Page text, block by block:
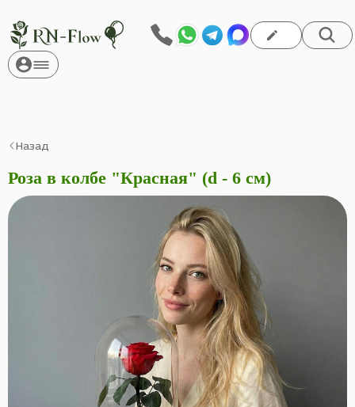
Назад
Роза в колбе "Красная" (d - 6 см)